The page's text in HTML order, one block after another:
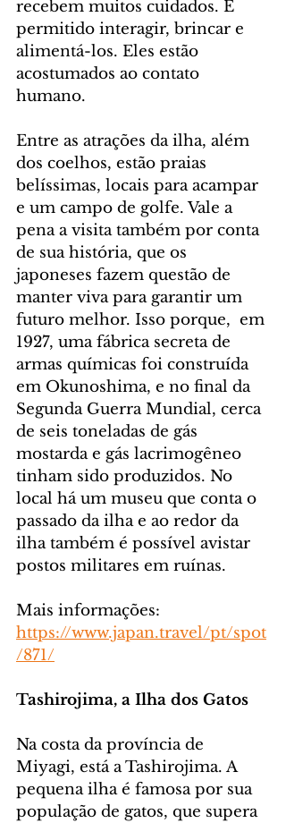
recebem muitos cuidados. É
permitido interagir, brincar e
alimentá-los. Eles estão
acostumados ao contato
humano.
Entre as atrações da ilha, além
dos coelhos, estão praias
belíssimas, locais para acampar
e um campo de golfe. Vale a
pena a visita também por conta
de sua história, que os
japoneses fazem questão de
manter viva para garantir um
futuro melhor. Isso porque,  em
1927, uma fábrica secreta de
armas químicas foi construída
em Okunoshima, e no final da
Segunda Guerra Mundial, cerca
de seis toneladas de gás
mostarda e gás lacrimogêneo
tinham sido produzidos. No
local há um museu que conta o
passado da ilha e ao redor da
ilha também é possível avistar
postos militares em ruínas.
Mais informações:
https://www.japan.travel/pt/spot
/871/
Tashirojima, a Ilha dos Gatos
Na costa da província de
Miyagi, está a Tashirojima. A
pequena ilha é famosa por sua
população de gatos, que supera